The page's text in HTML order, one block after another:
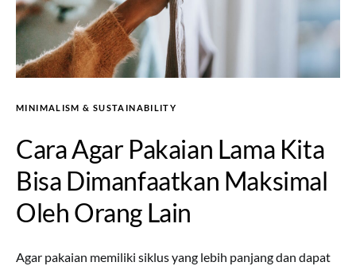
MINIMALISM & SUSTAINABILITY
Cara Agar Pakaian Lama Kita
Bisa Dimanfaatkan Maksimal
Oleh Orang Lain
Agar pakaian memiliki siklus yang lebih panjang dan dapat